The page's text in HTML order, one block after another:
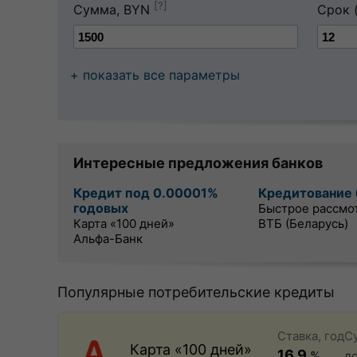
Сумма, BYN [?] Срок
+ показать все параметры
Интересные предложения банков
Кредит под 0.00001%
годовых
Карта «100 дней»
Альфа-Банк
Кредитование
Быстрое
ВТБ (Беларусь)
Популярные потребительские кредиты
Карта «100 дней»
Ставка, год